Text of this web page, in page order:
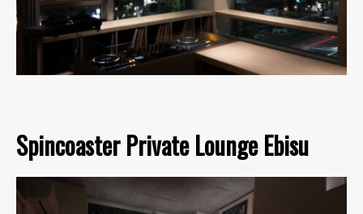
Spincoaster Private Lounge Ebisu